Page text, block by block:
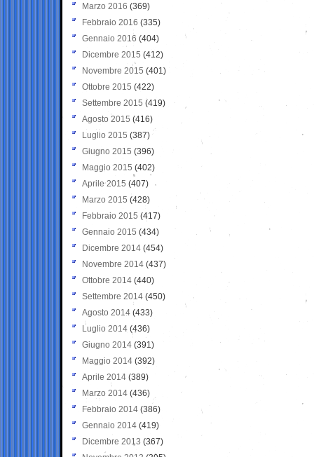
Marzo 2016 (369)
Febbraio 2016 (335)
Gennaio 2016 (404)
Dicembre 2015 (412)
Novembre 2015 (401)
Ottobre 2015 (422)
Settembre 2015 (419)
Agosto 2015 (416)
Luglio 2015 (387)
Giugno 2015 (396)
Maggio 2015 (402)
Aprile 2015 (407)
Marzo 2015 (428)
Febbraio 2015 (417)
Gennaio 2015 (434)
Dicembre 2014 (454)
Novembre 2014 (437)
Ottobre 2014 (440)
Settembre 2014 (450)
Agosto 2014 (433)
Luglio 2014 (436)
Giugno 2014 (391)
Maggio 2014 (392)
Aprile 2014 (389)
Marzo 2014 (436)
Febbraio 2014 (386)
Gennaio 2014 (419)
Dicembre 2013 (367)